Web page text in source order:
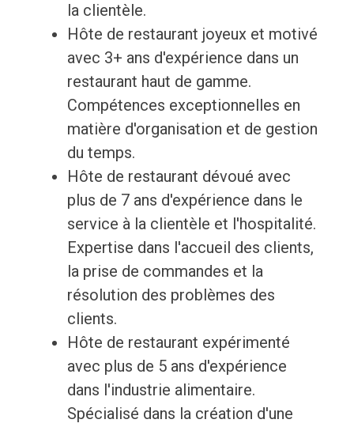
la clientèle.
Hôte de restaurant joyeux et motivé
avec 3+ ans d'expérience dans un
restaurant haut de gamme.
Compétences exceptionnelles en
matière d'organisation et de gestion
du temps.
Hôte de restaurant dévoué avec
plus de 7 ans d'expérience dans le
service à la clientèle et l'hospitalité.
Expertise dans l'accueil des clients,
la prise de commandes et la
résolution des problèmes des
clients.
Hôte de restaurant expérimenté
avec plus de 5 ans d'expérience
dans l'industrie alimentaire.
Spécialisé dans la création d'une